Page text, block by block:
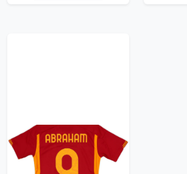
2023-24 Roma Home
Shirt Abraham #9 -
10/10 - (XS)